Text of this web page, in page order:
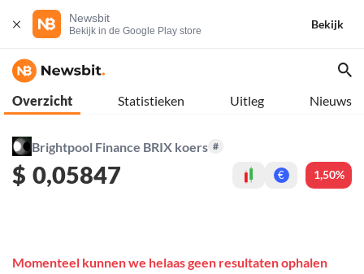
Newsbit
Bekijk in de Google Play store
Bekijk
Overzicht Statistieken Uitleg Nieuws
Brightpool Finance BRIX koers #
$ 0,05847 € 1,50%
Momenteel kunnen we helaas geen resultaten ophalen